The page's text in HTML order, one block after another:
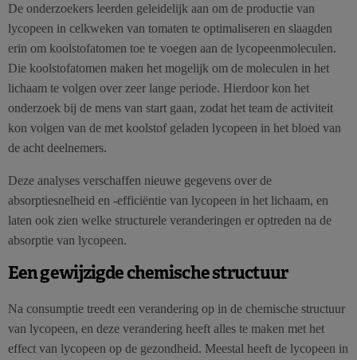
De onderzoekers leerden geleidelijk aan om de productie van
lycopeen in celkweken van tomaten te optimaliseren en slaagden
erin om koolstofatomen toe te voegen aan de lycopeenmoleculen.
Die koolstofatomen maken het mogelijk om de moleculen in het
lichaam te volgen over zeer lange periode. Hierdoor kon het
onderzoek bij de mens van start gaan, zodat het team de activiteit
kon volgen van de met koolstof geladen lycopeen in het bloed van
de acht deelnemers.
Deze analyses verschaffen nieuwe gegevens over de
absorptiesnelheid en -efficiëntie van lycopeen in het lichaam, en
laten ook zien welke structurele veranderingen er optreden na de
absorptie van lycopeen.
Een gewijzigde chemische structuur
Na consumptie treedt een verandering op in de chemische structuur
van lycopeen, en deze verandering heeft alles te maken met het
effect van lycopeen op de gezondheid. Meestal heeft de lycopeen in